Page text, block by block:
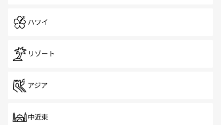
ハワイ
リゾート
アジア
中近東